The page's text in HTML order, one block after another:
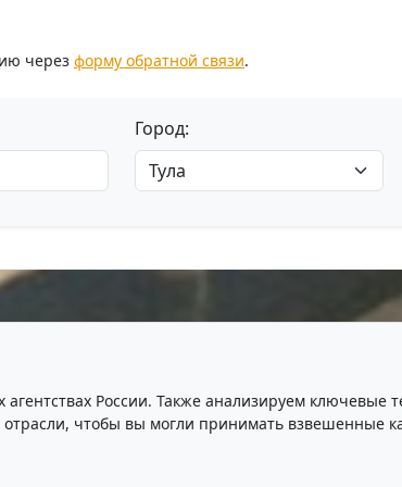
через форму обратной связи.
Город:
России. Также анализируем ключевые
чтобы вы могли принимать взвешенные